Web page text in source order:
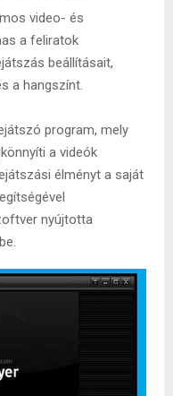
video- és
a feliratok
beállításait,
a hangszínt.
program, mely
a videók
élményt a saját
nyújtotta